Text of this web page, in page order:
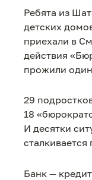
Ребята из
детских
приехали в
действия
прожили
29
18
И десятки
Банк —